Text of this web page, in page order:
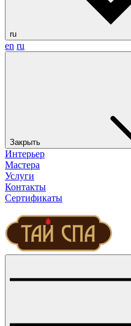
ru
en ru
Закрыть
Интерьер
Мастера
Услуги
Контакты
Сертификаты